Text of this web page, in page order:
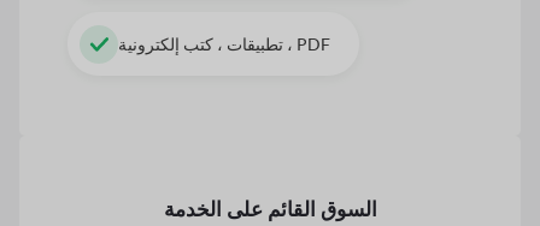
تطبيقات ، كتب إلكترونية ، PDF
السوق القائم على الخدمة